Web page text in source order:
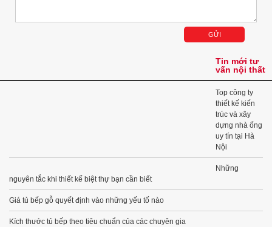
Tin mới tư
vấn nội thất
Top công ty
thiết kế kiến
trúc và xây
dựng nhà ống
uy tín tại Hà
Nội
Những
nguyên tắc khi thiết kế biệt thự bạn cần biết
Giá tủ bếp gỗ quyết định vào những yếu tố nào
Kích thước tủ bếp theo tiêu chuẩn của các chuyên gia